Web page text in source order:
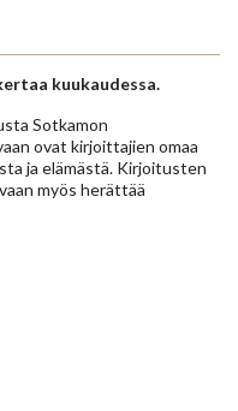
kuukaudessa.
Sotkamon
ovat kirjoittajien omaa
ja elämästä. Kirjoitusten
myös herättää